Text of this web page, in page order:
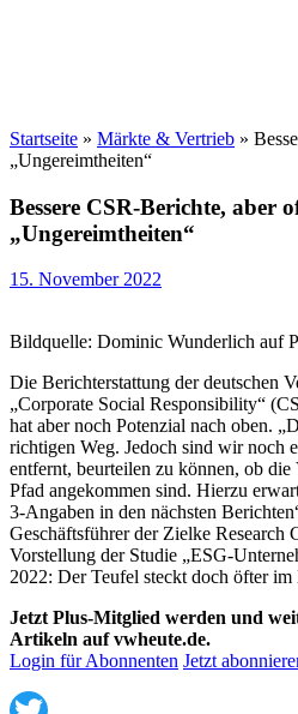
Startseite » Märkte & Vertrieb »
„Ungereimtheiten“
Bessere CSR-Berichte, aber
„Ungereimtheiten“
15. November 2022
Bildquelle: Dominic Wunderlich auf
Die Berichterstattung der deutschen
„Corporate Social Responsibility“
hat aber noch Potenzial nach oben.
richtigen Weg. Jedoch sind wir noch
entfernt, beurteilen zu können, ob
Pfad angekommen sind. Hierzu
3-Angaben in den nächsten
Geschäftsführer der Zielke Research
Vorstellung der Studie „ESG-
2022: Der Teufel steckt doch öfter im
Jetzt Plus-Mitglied werden und
Artikeln auf vwheute.de.
Login für Abonnenten Jetzt